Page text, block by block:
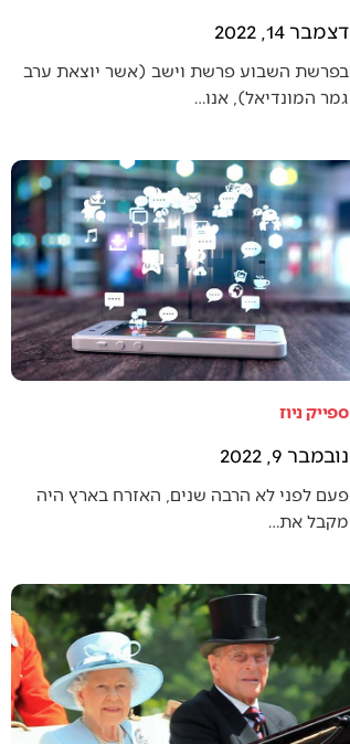
דצמבר 14, 2022
בפרשת השבוע פרשת וישב (אשר יוצאת ערב
גמר המונדיאל), אנו…
ספייק ניוז
נובמבר 9, 2022
פעם לפני לא הרבה שנים, האזרח בארץ היה
מקבל את…